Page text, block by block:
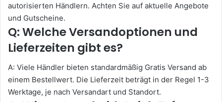
autorisierten Händlern. Achten Sie auf aktuelle Angebote
und Gutscheine.
Q: Welche Versandoptionen und
Lieferzeiten gibt es?
A: Viele Händler bieten standardmäßig Gratis Versand ab
einem Bestellwert. Die Lieferzeit beträgt in der Regel 1-3
Werktage, je nach Versandart und Standort.